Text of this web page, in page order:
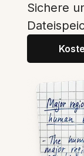
Sichere